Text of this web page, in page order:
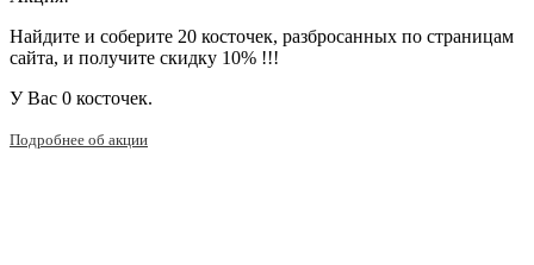
Найдите и соберите 20 косточек, разбросанных по страницам
сайта, и получите скидку 10% !!!
У Вас 0 косточек.
Подробнее об акции